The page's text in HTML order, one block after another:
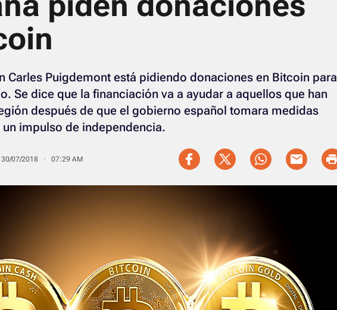
Carles Puigdemont está pidiendo donaciones en Bitcoin para
Se dice que la financiación va a ayudar a aquellos que han
después de que el gobierno español tomara medidas
impulso de independencia.
30/07/2018 · 07:29 AM